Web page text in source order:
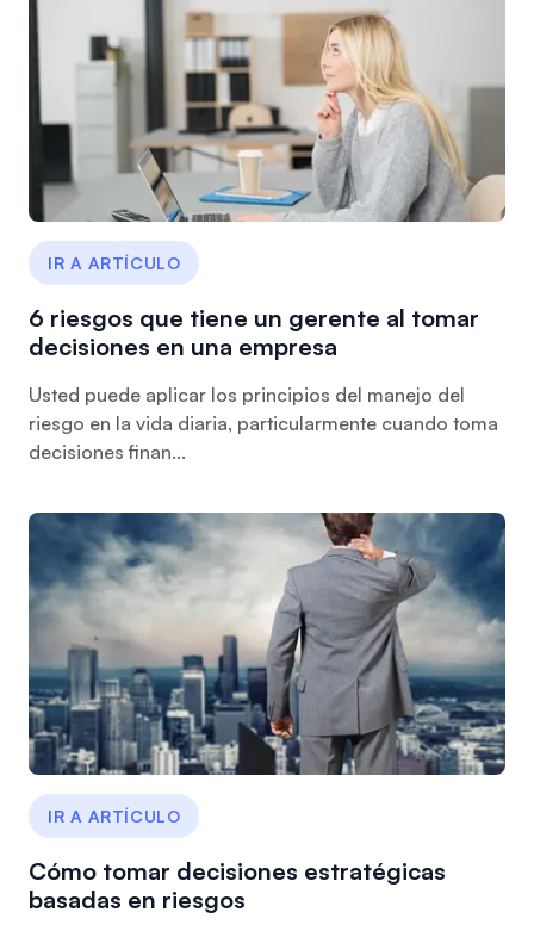
IR A ARTÍCULO
6 riesgos que tiene un gerente al tomar
decisiones en una empresa
Usted puede aplicar los principios del manejo del
riesgo en la vida diaria, particularmente cuando toma
decisiones finan...
IR A ARTÍCULO
Cómo tomar decisiones estratégicas
basadas en riesgos